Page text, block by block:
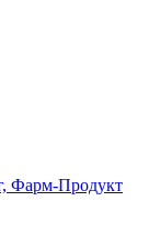
Фарм-Продукт